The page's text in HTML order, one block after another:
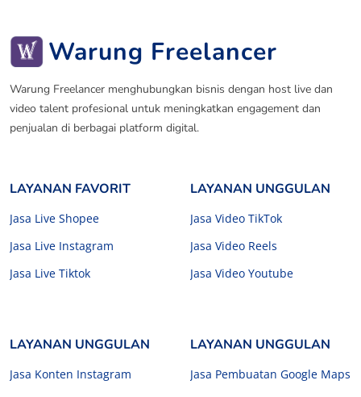
Warung Freelancer
Warung Freelancer menghubungkan bisnis dengan host live dan
video talent profesional untuk meningkatkan engagement dan
penjualan di berbagai platform digital.
LAYANAN FAVORIT
Jasa Live Shopee
Jasa Live Instagram
Jasa Live Tiktok
LAYANAN UNGGULAN
Jasa Video TikTok
Jasa Video Reels
Jasa Video Youtube
LAYANAN UNGGULAN
Jasa Konten Instagram
LAYANAN UNGGULAN
Jasa Pembuatan Google Maps